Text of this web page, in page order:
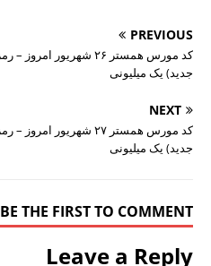
PREVIOUS
جدید) یک میلیونی
NEXT
جدید) یک میلیونی
BE THE FIRST TO COMMENT
Leave a Reply